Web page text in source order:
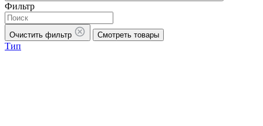
Фильтр
Очистить фильтр Смотреть товары
Тип